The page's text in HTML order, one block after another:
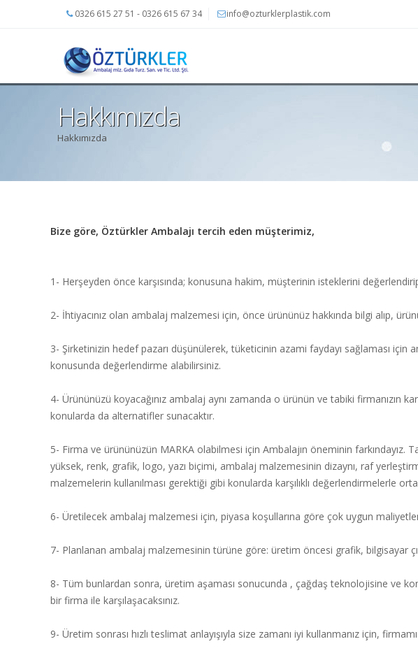
0326 615 27 51 - 0326 615 67 34 info@ozturklerplastik.com
Hakkımızda
Hakkımızda
Bize göre, Öztürkler Ambalajı tercih eden müşterimiz,
1- Herşeyden önce karşısında; konusuna hakim, müşterinin isteklerini
2- İhtiyacınız olan ambalaj malzemesi için, önce ürününüz hakkında bilgi alıp,
3- Şirketinizin hedef pazarı düşünülerek, tüketicinin azami faydayı sağlaması
konusunda değerlendirme alabilirsiniz.
4- Ürününüzü koyacağınız ambalaj aynı zamanda o ürünün ve tabiki firmanızın
konularda da alternatifler sunacaktır.
5- Firma ve ürününüzün MARKA olabilmesi için Ambalajın öneminin
yüksek, renk, grafik, logo, yazı biçimi, ambalaj malzemesinin dizaynı, raf
malzemelerin kullanılması gerektiği gibi konularda karşılıklı değerlendirmelerle
6- Üretilecek ambalaj malzemesi için, piyasa koşullarına göre çok uygun
7- Planlanan ambalaj malzemesinin türüne göre: üretim öncesi grafik, bilgisayar
8- Tüm bunlardan sonra, üretim aşaması sonucunda , çağdaş teknolojisine ve
bir firma ile karşılaşacaksınız.
9- Üretim sonrası hızlı teslimat anlayışıyla size zamanı iyi kullanmanız için,